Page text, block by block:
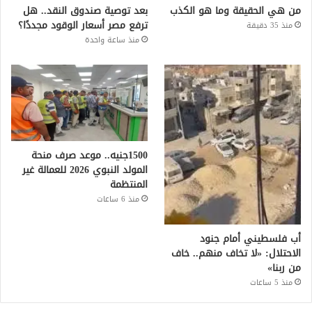
من هي الحقيقة وما هو الكذب
منذ 35 دقيقة
بعد توصية صندوق النقد.. هل
ترفع مصر أسعار الوقود مجددًا؟
منذ ساعة واحدة
أب فلسطيني أمام جنود
الاحتلال: «لا تخاف منهم.. خاف
من ربنا»
منذ 5 ساعات
1500جنيه.. موعد صرف منحة
المولد النبوي 2026 للعمالة غير
المنتظمة
منذ 6 ساعات